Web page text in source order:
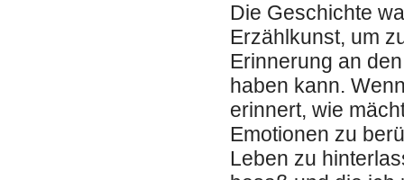
Die Geschichte
Erzählkunst, um
Erinnerung an
haben kann.
erinnert, wie
Emotionen zu
Leben zu